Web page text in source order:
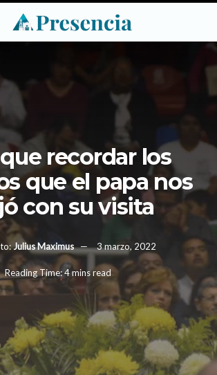
recordar los
que el papa nos
con su visita
Julius Maximus 3 marzo, 2022
Reading Time: 4 mins read